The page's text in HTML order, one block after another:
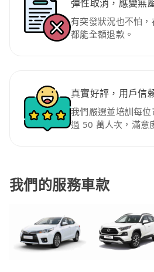
彈性取消，應變無
有突發狀況也不怕，
都能全額退款。
真實好評，用戶信
我們嚴選並培訓每
過 50 萬人次，滿意
我們的服務車款